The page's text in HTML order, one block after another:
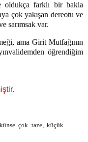
oldukça farklı bir bakla
çok yakışan dereotu ve
sarımsak var.
ama Girit Mutfağının
öğrendiğim
çok taze, küçük